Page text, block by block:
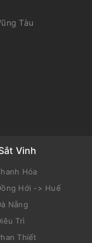
Tàu
Vinh
Hóa
Hới -> Huế
Nẵng
Trì
Thiết